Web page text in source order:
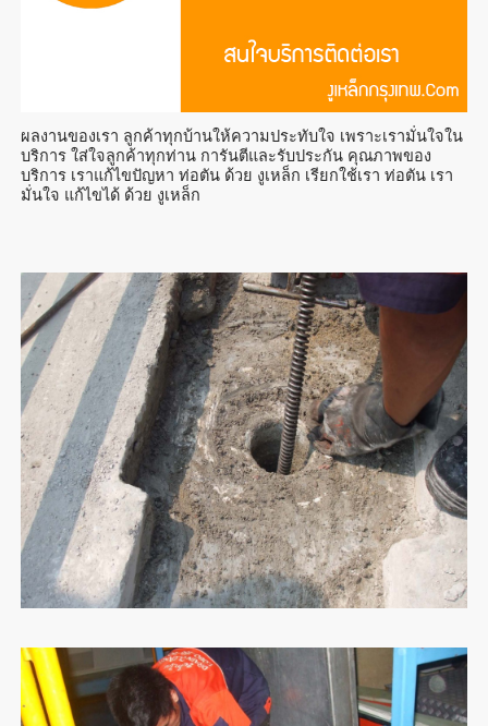
ผลงานของเรา ลูกค้าทุกบ้านให้ความประทับใจ เพราะเรามั่นใจใน
บริการ ใส่ใจลูกค้าทุกท่าน การันตีและรับประกัน คุณภาพของ
บริการ เราแก้ไขปัญหา ท่อตัน ด้วย งูเหล็ก เรียกใช้เรา ท่อตัน เรา
มั่นใจ แก้ไขได้ ด้วย งูเหล็ก